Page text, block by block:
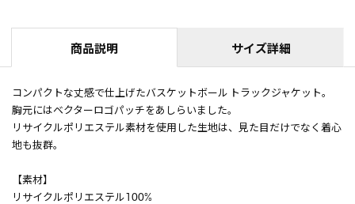
商品説明 サイズ詳細
コンパクトな丈感で仕上げたバスケットボール トラックジャケット。
胸元にはベクターロゴパッチをあしらいました。
リサイクルポリエステル素材を使用した生地は、見た目だけでなく着心
地も抜群。
【素材】
リサイクルポリエステル100%